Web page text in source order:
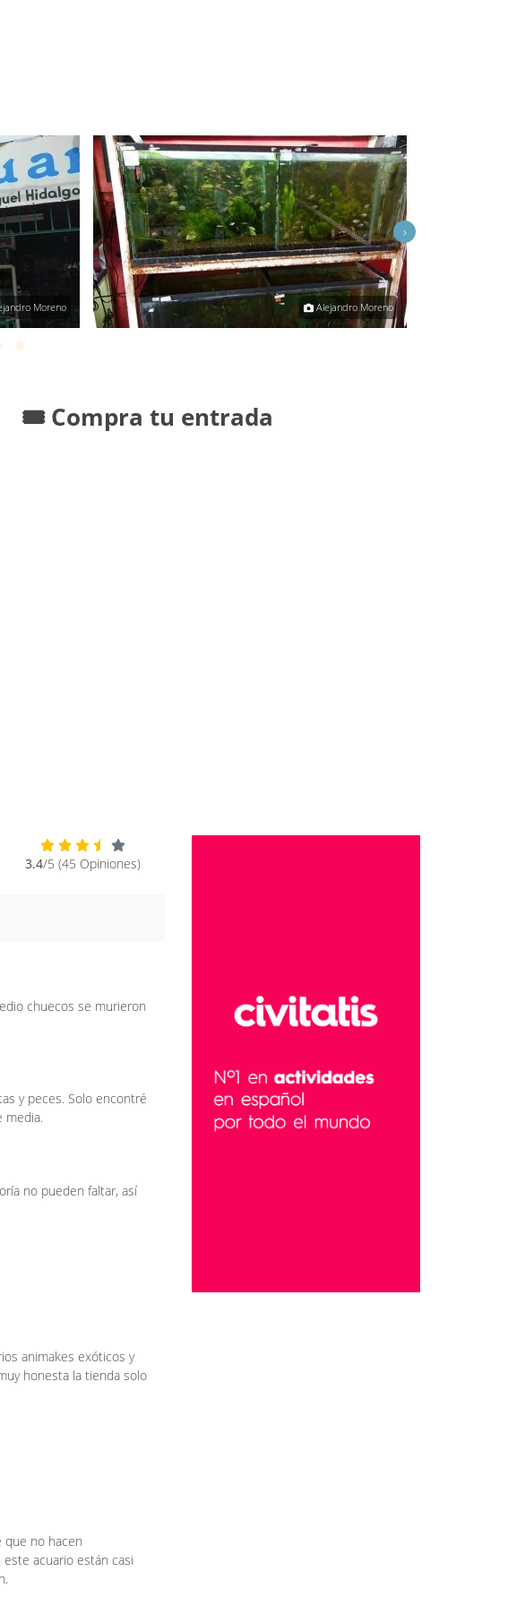
Moreno Alejandro Moreno
›
🎟️ Compra tu entrada
3.4/5 (45 Opiniones)
chuecos se murieron
y peces. Solo encontré
media.
no pueden faltar, así
animakes exóticos y
honesta la tienda solo
que no hacen
acuario están casi